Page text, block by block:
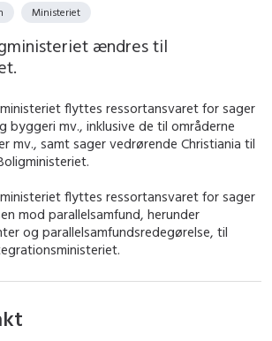
Ministeriet
ændres til
flyttes ressortansvaret for sager
byggeri mv., inklusive de til områderne
mv., samt sager vedrørende Christiania til
flyttes ressortansvaret for sager
mod parallelsamfund, herunder
og parallelsamfundsredegørelse, til